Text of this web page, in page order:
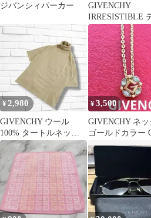
ジバンシィパーカー
GIVENCHY
IRRESISTIBLE
カバリーセット
¥2,980
​GIVENCHY ウール
100% タートルネック
半袖ニット オリーブ系
¥3,500
GIVENCHY ネッ
ゴールドカラー
ラインストー
ロ